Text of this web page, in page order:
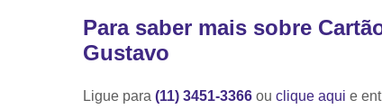
Para saber mais sobre
Gustavo
Ligue para (11) 3451-3366 ou clique aqui e